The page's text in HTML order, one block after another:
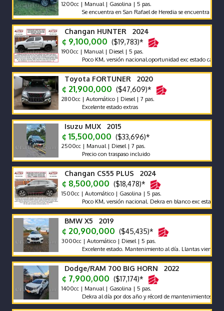
1200cc | Manual | Gasolina | 5 pas.
Se encuentra en San Rafael de Heredia se encuentra en
Changan HUNTER 2024
¢ 9,100,000 ($19,783)*
1900cc | Manual | Diesel | 5 pas.
Poco KM, versión nacional.oportunidad exc estado carrocería
Toyota FORTUNER 2020
¢ 21,900,000 ($47,609)*
2800cc | Automático | Diesel | 7 pas.
Excelente estado extras
Isuzu MUX 2015
¢ 15,500,000 ($33,696)*
2500cc | Manual | Diesel | 7 pas.
Precio con traspaso incluido
Changan CS55 PLUS 2024
¢ 8,500,000 ($18,478)*
1500cc | Automático | Gasolina | 5 pas.
Poco KM, versión nacional. Dekra en blanco exc estado
BMW X5 2019
¢ 20,900,000 ($45,435)*
3000cc | Automático | Diesel | 5 pas.
Excelente estado. Mantenimiento al día. Llantas vientiuno
Dodge/RAM 700 BIG HORN 2022
¢ 7,900,000 ($17,174)*
1400cc | Manual | Gasolina | 5 pas.
Dekra al día por dos año y récord de mantenimientos de